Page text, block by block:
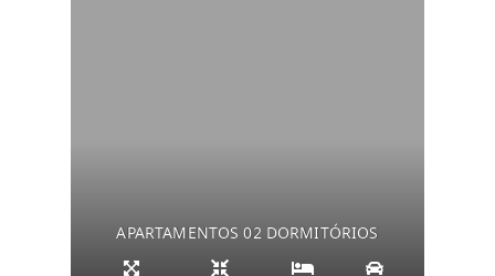
APARTAMENTOS 02 DORMITÓRIOS